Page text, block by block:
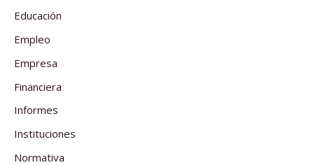
Educación
Empleo
Empresa
Financiera
Informes
Instituciones
Normativa